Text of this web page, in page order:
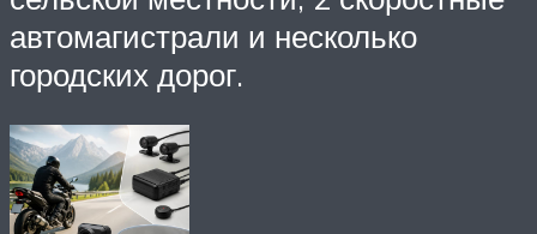
автомагистрали и несколько
городских дорог.